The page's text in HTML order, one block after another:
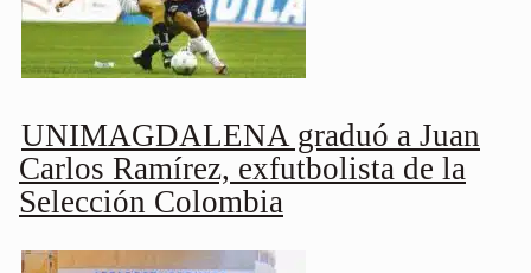
UNIMAGDALENA graduó a Juan
Carlos Ramírez, exfutbolista de la
Selección Colombia